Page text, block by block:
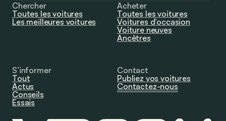
Chercher
Toutes les voitures
Les meilleures voitures
Acheter
Toutes les voitures
Voitures d’occasion
Voiture neuves
Ancêtres
S’informer
Tout
Actus
Conseils
Essais
Contact
Publiez vos voitures
Contactez-nous